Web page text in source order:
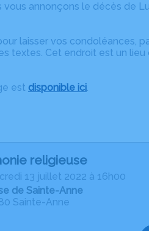
vous annonçons le décès de
laisser vos condoléances,
textes. Cet endroit est un
est disponible ici.
religieuse
13 juillet 2022 à 16h00
de Sainte-Anne
Sainte-Anne